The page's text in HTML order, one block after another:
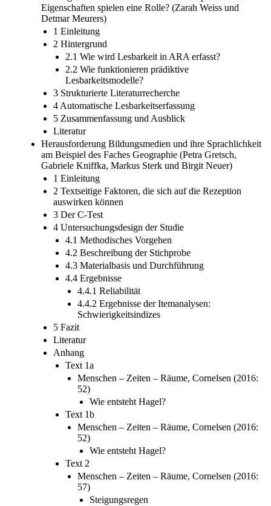
Eigenschaften spielen eine Rolle? (Zarah Weiss und
Detmar Meurers)
1 Einleitung
2 Hintergrund
2.1 Wie wird Lesbarkeit in ARA erfasst?
2.2 Wie funktionieren prädiktive
Lesbarkeitsmodelle?
3 Strukturierte Literaturrecherche
4 Automatische Lesbarkeitserfassung
5 Zusammenfassung und Ausblick
Literatur
Herausforderung Bildungsmedien und ihre Sprachlichkeit
am Beispiel des Faches Geographie (Petra Gretsch,
Gabriele Kniffka, Markus Sterk und Birgit Neuer)
1 Einleitung
2 Textseitige Faktoren, die sich auf die Rezeption
auswirken können
3 Der C-Test
4 Untersuchungsdesign der Studie
4.1 Methodisches Vorgehen
4.2 Beschreibung der Stichprobe
4.3 Materialbasis und Durchführung
4.4 Ergebnisse
4.4.1 Reliabilität
4.4.2 Ergebnisse der Itemanalysen:
Schwierigkeitsindizes
5 Fazit
Literatur
Anhang
Text 1a
Menschen – Zeiten – Räume, Cornelsen (2016:
52)
Wie entsteht Hagel?
Text 1b
Menschen – Zeiten – Räume, Cornelsen (2016:
52)
Wie entsteht Hagel?
Text 2
Menschen – Zeiten – Räume, Cornelsen (2016:
57)
Steigungsregen